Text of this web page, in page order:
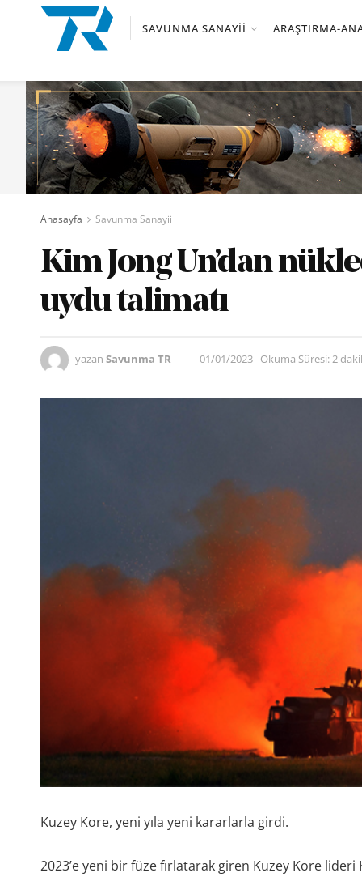
SAVUNMA SANAYII ARAŞTIRMA-
Anasayfa Savunma Sanayii
Kim Jong Un’dan
uydu talimatı
yazan Savunma TR 01/01/2023 Okuma Süresi: 2
Kuzey Kore, yeni yıla yeni kararlarla girdi.
2023’e yeni bir füze fırlatarak giren Kuzey Kore